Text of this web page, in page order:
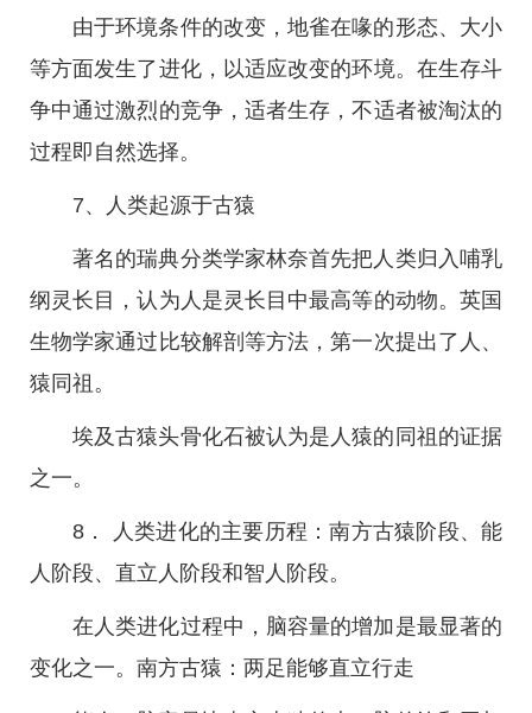
由于环境条件的改变，地雀在喙的形态、大小
等方面发生了进化，以适应改变的环境。在生存斗
争中通过激烈的竞争，适者生存，不适者被淘汰的
过程即自然选择。
7、人类起源于古猿
著名的瑞典分类学家林奈首先把人类归入哺乳
纲灵长目，认为人是灵长目中最高等的动物。英国
生物学家通过比较解剖等方法，第一次提出了人、
猿同祖。
埃及古猿头骨化石被认为是人猿的同祖的证据
之一。
8． 人类进化的主要历程：南方古猿阶段、能
人阶段、直立人阶段和智人阶段。
在人类进化过程中，脑容量的增加是最显著的
变化之一。南方古猿：两足能够直立行走